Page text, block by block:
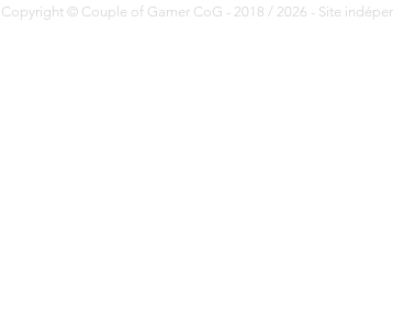
Copyright © Couple of Gamer CoG - 2018 / 2026 - Site